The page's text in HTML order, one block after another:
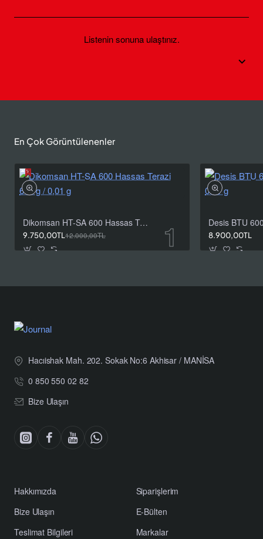
Listenin sonuna ulaştınız.
En Çok Görüntülenenler
Dikomsan HT-SA 600 Hassas Terazi 600 g / 0,01 g
9.750,00TL12.000,00TL 8.900,00TL
Hacıishak Mah. 202. Sokak No:6 Akhisar / MANİSA
0 850 550 02 82
Bize Ulaşın
Hakkımızda
Bize Ulaşın
Teslimat Bilgileri
Siparişlerim
E-Bülten
Markalar